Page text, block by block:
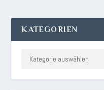
KATEGORIEN